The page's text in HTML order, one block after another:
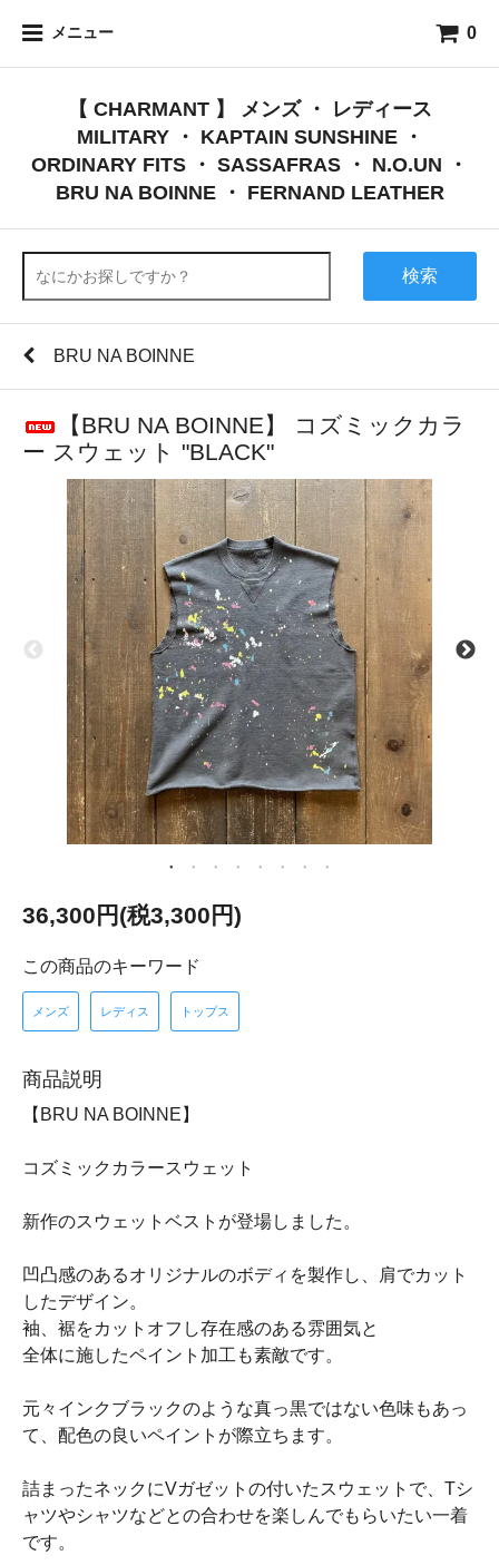
メニュー 0
【 CHARMANT 】 メンズ ・ レディース
MILITARY ・ KAPTAIN SUNSHINE ・
ORDINARY FITS ・ SASSAFRAS ・ N.O.UN ・
BRU NA BOINNE ・ FERNAND LEATHER
検索
BRU NA BOINNE
【BRU NA BOINNE】 コズミックカラ
ー スウェット "BLACK"
36,300円(税3,300円)
この商品のキーワード
メンズ レディス トップス
商品説明
【BRU NA BOINNE】
コズミックカラースウェット
新作のスウェットベストが登場しました。
凹凸感のあるオリジナルのボディを製作し、肩でカット
したデザイン。
袖、裾をカットオフし存在感のある雰囲気と
全体に施したペイント加工も素敵です。
元々インクブラックのような真っ黒ではない色味もあっ
て、配色の良いペイントが際立ちます。
詰まったネックにVガゼットの付いたスウェットで、Tシ
ャツやシャツなどとの合わせを楽しんでもらいたい一着
です。